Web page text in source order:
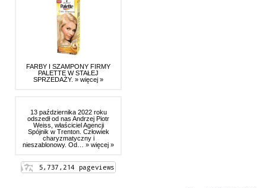
FARBY I SZAMPONY FIRMY
PALETTE W STAŁEJ
SPRZEDAŻY. » więcej »
13 października 2022 roku
odszedł od nas Andrzej Piotr
Weiss, właściciel Agencji
Spójnik w Trenton. Człowiek
charyzmatyczny i
nieszablonowy. Od… » więcej »